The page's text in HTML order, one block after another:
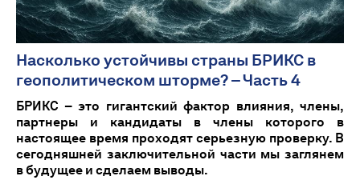
Насколько устойчивы страны БРИКС в
геополитическом шторме? – Часть 4
БРИКС – это гигантский фактор влияния, члены,
партнеры и кандидаты в члены которого в
настоящее время проходят серьезную проверку. В
сегодняшней заключительной части мы заглянем
в будущее и сделаем выводы.